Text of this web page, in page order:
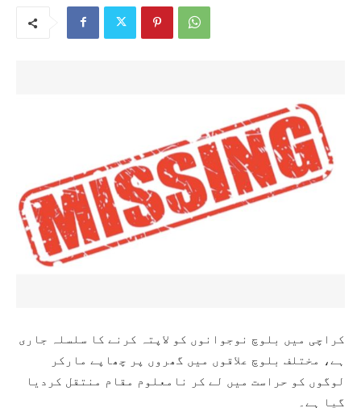
کراچی میں بلوچ نوجوانوں کو لاپتہ کرنے کا سلسلہ جاری
ہے، مختلف بلوچ علاقوں میں گھروں پر چھاپے مارکر
لوگوں کو حراست میں لے کر نامعلوم مقام منتقل کردیا
گیا ہے۔